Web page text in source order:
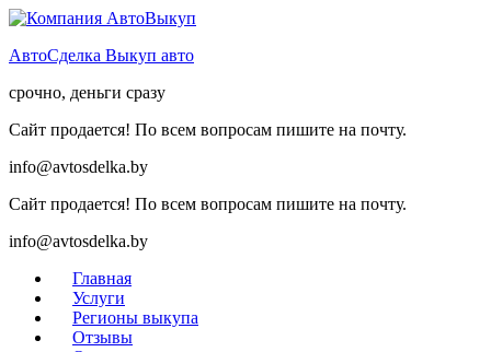
Skip
content
АвтоСделка Выкуп авто
срочно, деньги сразу
Сайт продается! По всем вопросам пишите на почту.
info@avtosdelka.by
Сайт продается! По всем вопросам пишите на почту.
info@avtosdelka.by
Главная
Услуги
Регионы выкупа
Отзывы